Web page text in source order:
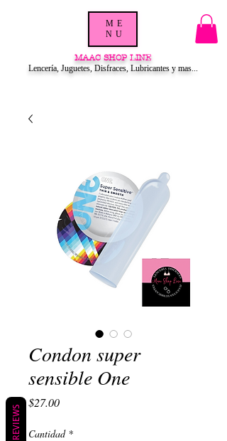
MAAC SHOP LINE
Lencería, Juguetes, Disfraces, Lubricantes y mas...
ME
NU
Condon super
sensible One
$27.00Precio
Cantidad *
REVIEWS